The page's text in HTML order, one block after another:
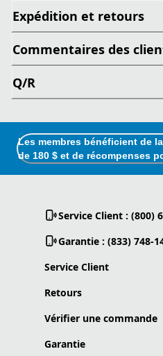
Expédition et retours
Commentaires des
Q/R
Les membres bénéficient de
de 180 $ et de récompenses
Service Client : (800)
Garantie : (833) 748-
Service Client
Retours
Vérifier une commande
Garantie